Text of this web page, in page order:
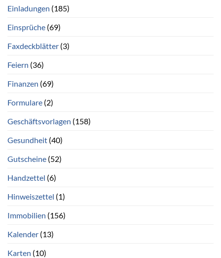
Einladungen (185)
Einsprüche (69)
Faxdeckblätter (3)
Feiern (36)
Finanzen (69)
Formulare (2)
Geschäftsvorlagen (158)
Gesundheit (40)
Gutscheine (52)
Handzettel (6)
Hinweiszettel (1)
Immobilien (156)
Kalender (13)
Karten (10)